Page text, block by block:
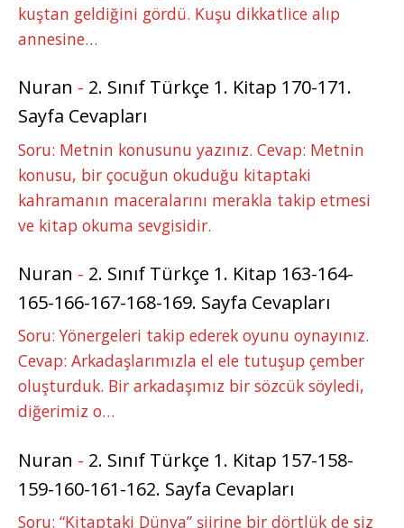
kuştan geldiğini gördü. Kuşu dikkatlice alıp
annesine…
Nuran - 2. Sınıf Türkçe 1. Kitap 170-171.
Sayfa Cevapları
Soru: Metnin konusunu yazınız. Cevap: Metnin
konusu, bir çocuğun okuduğu kitaptaki
kahramanın maceralarını merakla takip etmesi
ve kitap okuma sevgisidir.
Nuran - 2. Sınıf Türkçe 1. Kitap 163-164-
165-166-167-168-169. Sayfa Cevapları
Soru: Yönergeleri takip ederek oyunu oynayınız.
Cevap: Arkadaşlarımızla el ele tutuşup çember
oluşturduk. Bir arkadaşımız bir sözcük söyledi,
diğerimiz o…
Nuran - 2. Sınıf Türkçe 1. Kitap 157-158-
159-160-161-162. Sayfa Cevapları
Soru: “Kitaptaki Dünya” şiirine bir dörtlük de siz